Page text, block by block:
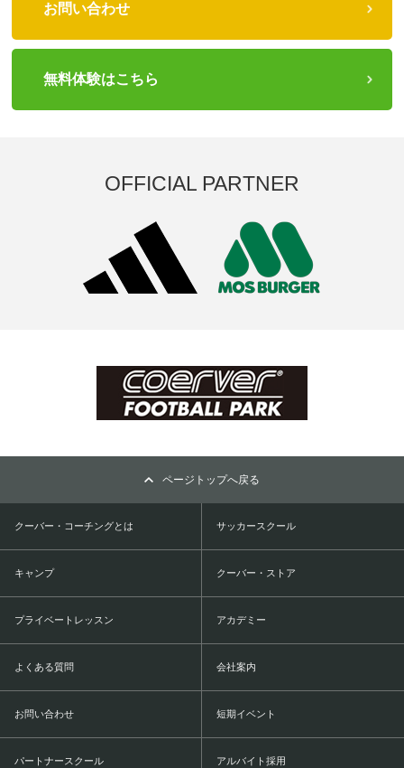
お問い合わせ
無料体験はこちら
OFFICIAL PARTNER
ページトップへ戻る
クーバー・コーチングとは サッカースクール
キャンプ クーバー・ストア
プライベートレッスン アカデミー
よくある質問 会社案内
お問い合わせ 短期イベント
パートナースクール アルバイト採用